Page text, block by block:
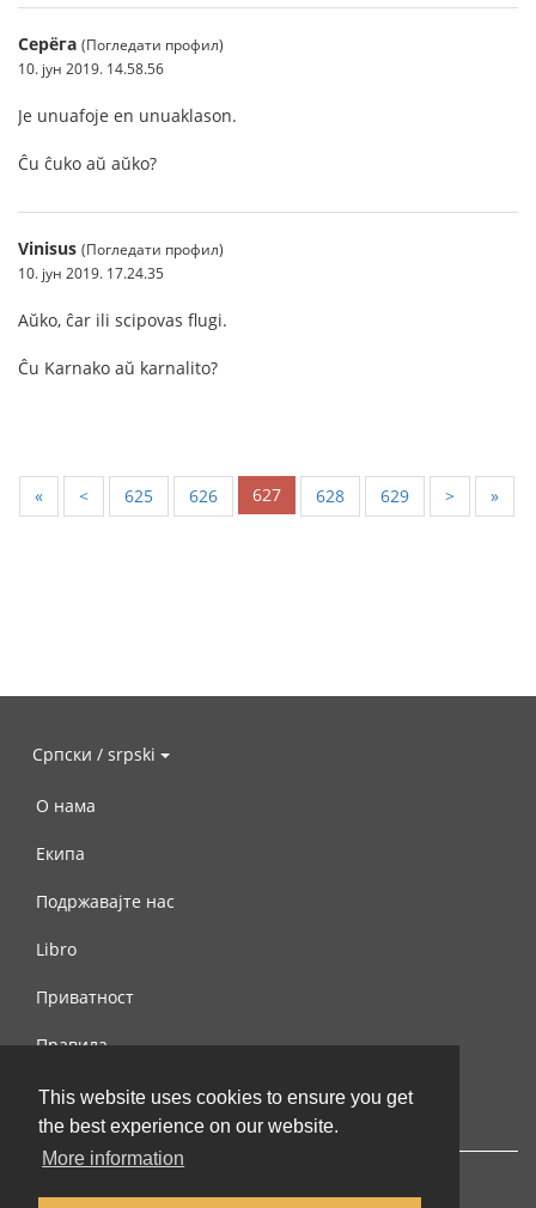
This website uses cookies to ensure you get
the best experience on our website.
More information
Серёга (Погледати профил)
10. јун 2019. 14.58.56
Je unuafoje en unuaklason.
Ĉu ĉuko aŭ aŭko?
Vinisus (Погледати профил)
10. јун 2019. 17.24.35
Aŭko, ĉar ili scipovas flugi.
Ĉu Karnako aŭ karnalito?
« < 625 626 627 628 629 > »
Српски / srpski
О нама
Екипа
Подржавајте нас
Libro
Приватност
Правила
Контактирајте нас